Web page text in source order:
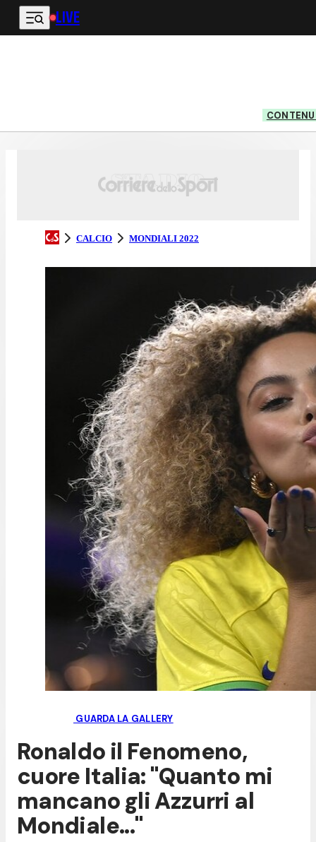
Vai al contenuto principale
LIVE
CALCIO MONDIALI 2022
GUARDA LA GALLERY
Ronaldo il Fenomeno,
cuore Italia: "Quanto mi
mancano gli Azzurri al
Mondiale..."